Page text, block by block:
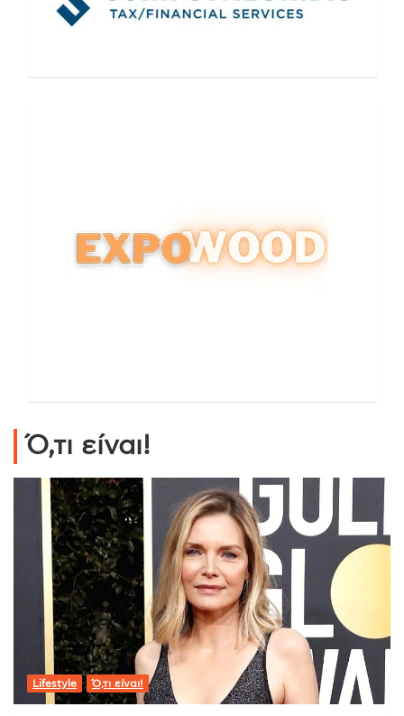
Ό,τι είναι!
Lifestyle Ό,τι είναι!